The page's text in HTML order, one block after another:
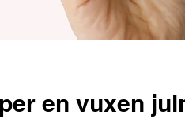
en vuxen